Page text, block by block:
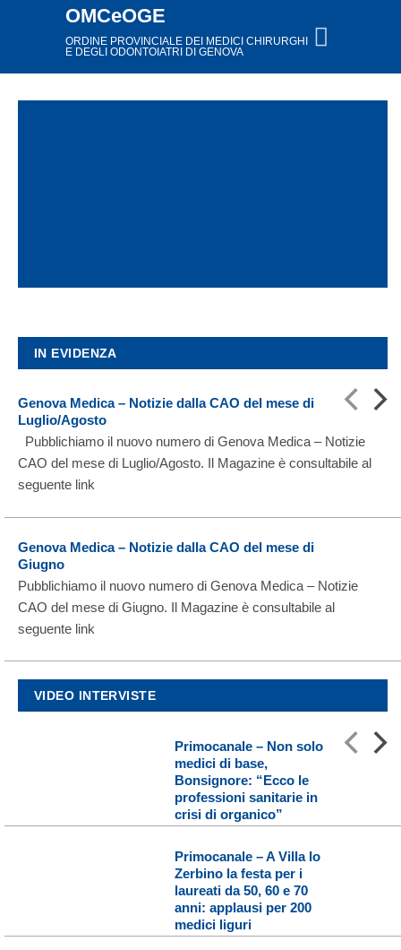
OMCeOGE
ORDINE PROVINCIALE DEI MEDICI CHIRURGHI
E DEGLI ODONTOIATRI DI GENOVA
IN EVIDENZA
Genova Medica – Notizie dalla CAO del mese di
Luglio/Agosto
Pubblichiamo il nuovo numero di Genova Medica – Notizie
CAO del mese di Luglio/Agosto. Il Magazine è consultabile al
seguente link
Genova Medica – Notizie dalla CAO del mese di
Giugno
Pubblichiamo il nuovo numero di Genova Medica – Notizie
CAO del mese di Giugno. Il Magazine è consultabile al
seguente link
VIDEO INTERVISTE
Primocanale – Non solo
medici di base,
Bonsignore: “Ecco le
professioni sanitarie in
crisi di organico”
Primocanale – A Villa lo
Zerbino la festa per i
laureati da 50, 60 e 70
anni: applausi per 200
medici liguri